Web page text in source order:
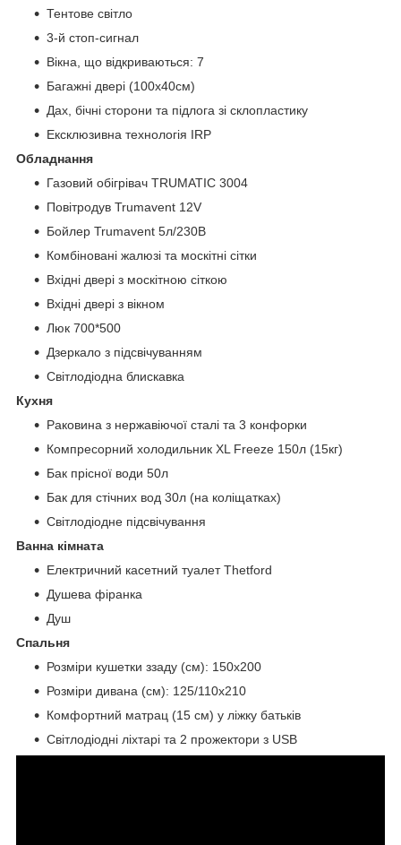
Тентове світло
3-й стоп-сигнал
Вікна, що відкриваються: 7
Багажні двері (100x40см)
Дах, бічні сторони та підлога зі склопластику
Ексклюзивна технологія IRP
Обладнання
Газовий обігрівач TRUMATIC 3004
Повітродув Trumavent 12V
Бойлер Trumavent 5л/230В
Комбіновані жалюзі та москітні сітки
Вхідні двері з москітною сіткою
Вхідні двері з вікном
Люк 700*500
Дзеркало з підсвічуванням
Світлодіодна блискавка
Кухня
Раковина з нержавіючої сталі та 3 конфорки
Компресорний холодильник XL Freeze 150л (15кг)
Бак прісної води 50л
Бак для стічних вод 30л (на коліщатках)
Світлодіодне підсвічування
Ванна кімната
Електричний касетний туалет Thetford
Душева фіранка
Душ
Спальня
Розміри кушетки ззаду (см): 150x200
Розміри дивана (см): 125/110x210
Комфортний матрац (15 см) у ліжку батьків
Світлодіодні ліхтарі та 2 прожектори з USB